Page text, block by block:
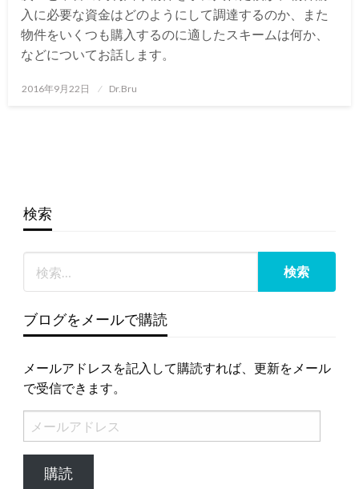
入に必要な資金はどのようにして調達するのか、また
物件をいくつも購入するのに適したスキームは何か、
などについてお話します。
投
2016年9月22日 Dr.Bru
検索
ブログをメールで購読
メールアドレスを記入して購読すれば、更新をメール
で受信できます。
ー
購読